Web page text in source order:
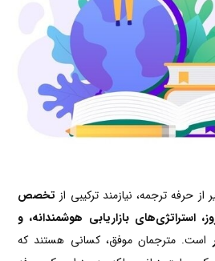
حرفه ترجمه، نیازمند ترکیبی از تخصص
استراتژی‌های بازاریابی هوشمندانه، و
است. مترجمان موفق، کسانی هستند که